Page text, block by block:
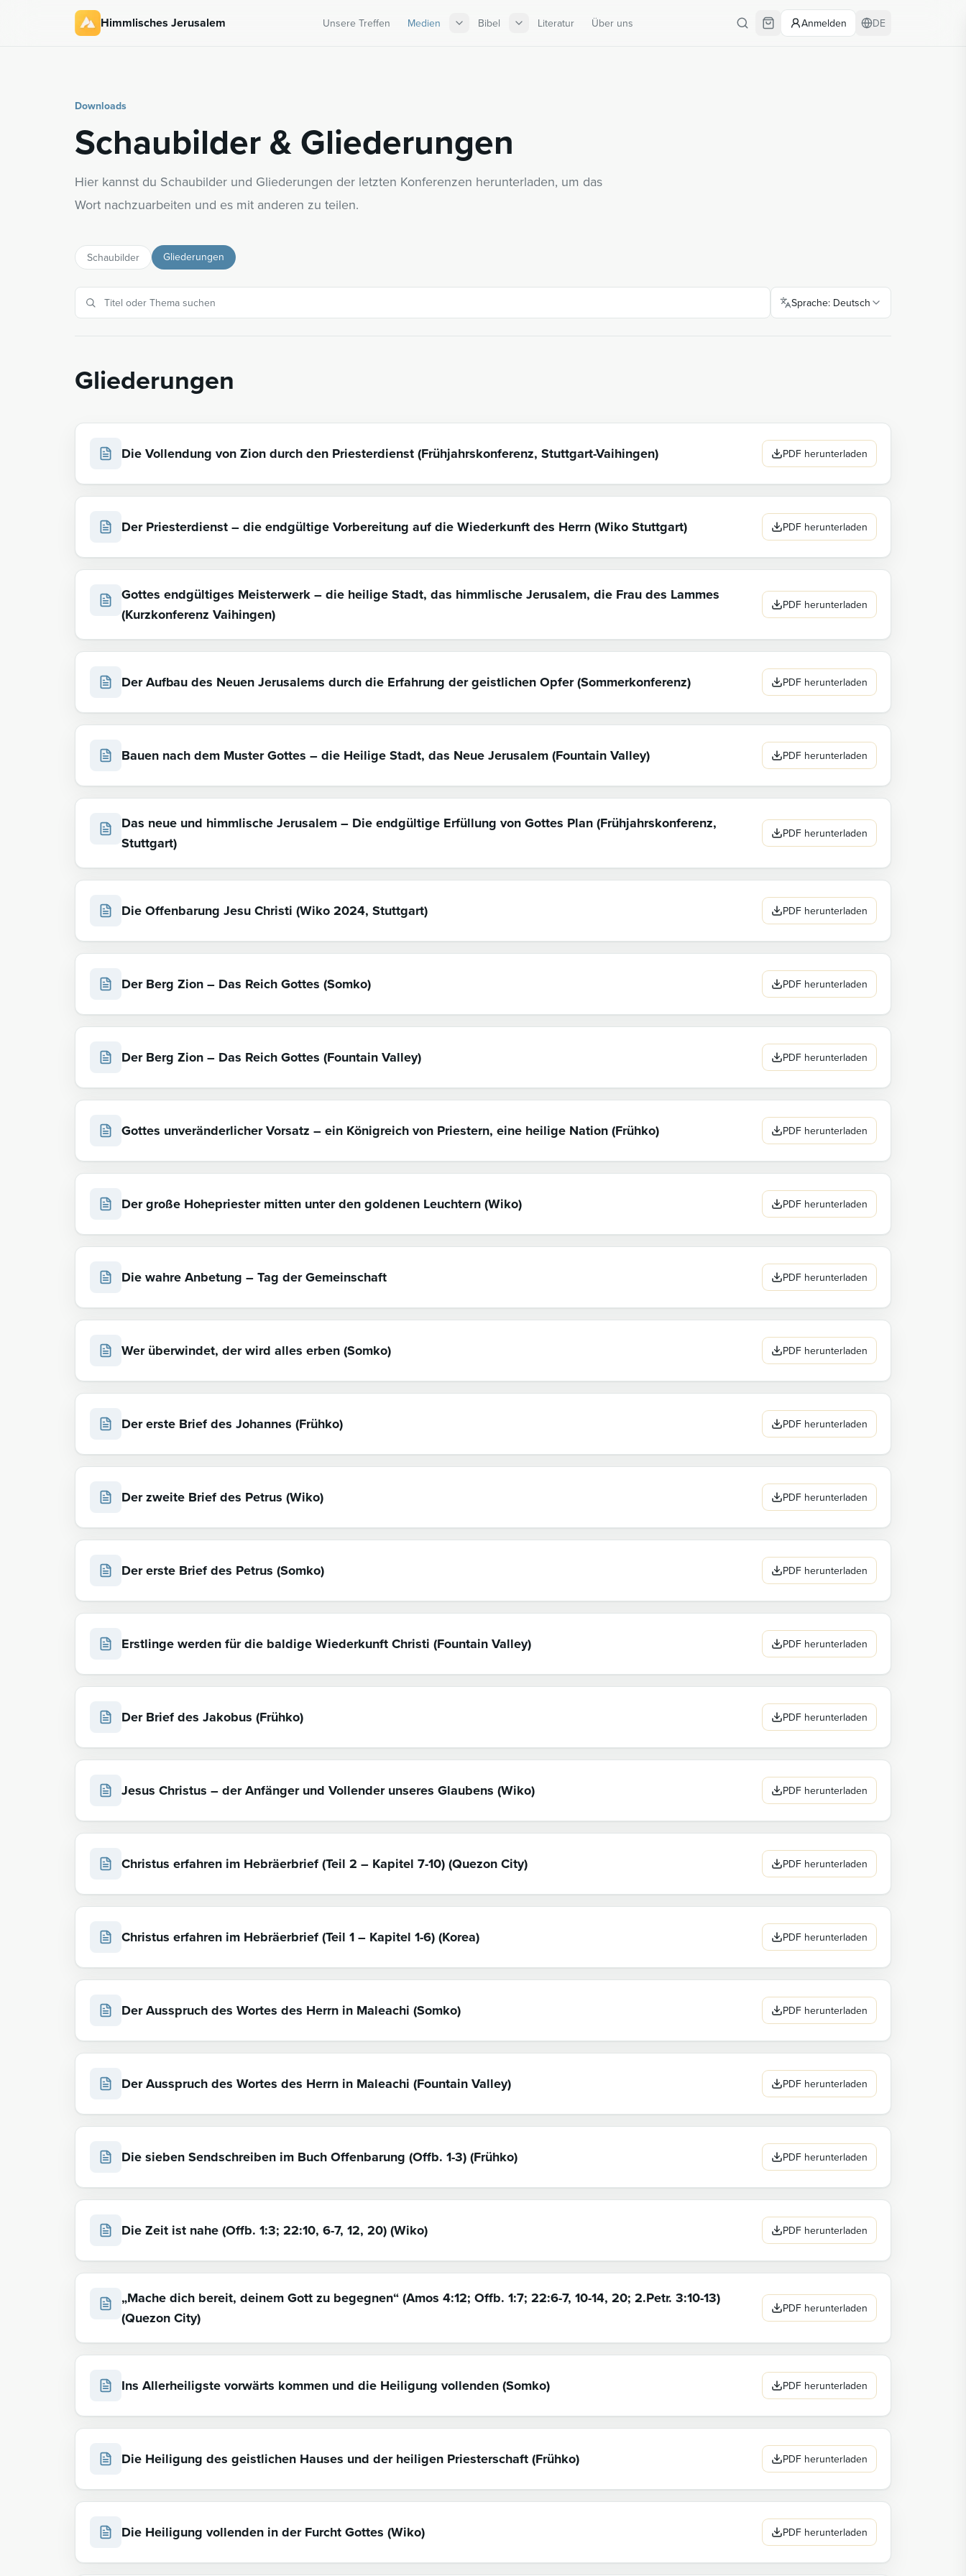
Himmlisches Jerusalem Unsere Treffen Medien Bibel Literatur Über uns Anmelden DE
Downloads
Schaubilder & Gliederungen
Hier kannst du Schaubilder und Gliederungen der letzten Konferenzen herunterladen, um das
Wort nachzuarbeiten und es mit anderen zu teilen.
Schaubilder Gliederungen
Sprache: Deutsch
Gliederungen
Die Vollendung von Zion durch den Priesterdienst (Frühjahrskonferenz, Stuttgart-Vaihingen) PDF herunterladen
Der Priesterdienst – die endgültige Vorbereitung auf die Wiederkunft des Herrn (Wiko Stuttgart) PDF herunterladen
Gottes endgültiges Meisterwerk – die heilige Stadt, das himmlische Jerusalem, die Frau des Lammes
(Kurzkonferenz Vaihingen)
PDF herunterladen
Der Aufbau des Neuen Jerusalems durch die Erfahrung der geistlichen Opfer (Sommerkonferenz) PDF herunterladen
Bauen nach dem Muster Gottes – die Heilige Stadt, das Neue Jerusalem (Fountain Valley) PDF herunterladen
Das neue und himmlische Jerusalem – Die endgültige Erfüllung von Gottes Plan (Frühjahrskonferenz,
Stuttgart)
PDF herunterladen
Die Offenbarung Jesu Christi (Wiko 2024, Stuttgart) PDF herunterladen
Der Berg Zion – Das Reich Gottes (Somko) PDF herunterladen
Der Berg Zion – Das Reich Gottes (Fountain Valley) PDF herunterladen
Gottes unveränderlicher Vorsatz – ein Königreich von Priestern, eine heilige Nation (Frühko) PDF herunterladen
Der große Hohepriester mitten unter den goldenen Leuchtern (Wiko) PDF herunterladen
Die wahre Anbetung – Tag der Gemeinschaft PDF herunterladen
Wer überwindet, der wird alles erben (Somko) PDF herunterladen
Der erste Brief des Johannes (Frühko) PDF herunterladen
Der zweite Brief des Petrus (Wiko) PDF herunterladen
Der erste Brief des Petrus (Somko) PDF herunterladen
Erstlinge werden für die baldige Wiederkunft Christi (Fountain Valley) PDF herunterladen
Der Brief des Jakobus (Frühko) PDF herunterladen
Jesus Christus – der Anfänger und Vollender unseres Glaubens (Wiko) PDF herunterladen
Christus erfahren im Hebräerbrief (Teil 2 – Kapitel 7-10) (Quezon City) PDF herunterladen
Christus erfahren im Hebräerbrief (Teil 1 – Kapitel 1-6) (Korea) PDF herunterladen
Der Ausspruch des Wortes des Herrn in Maleachi (Somko) PDF herunterladen
Der Ausspruch des Wortes des Herrn in Maleachi (Fountain Valley) PDF herunterladen
Die sieben Sendschreiben im Buch Offenbarung (Offb. 1-3) (Frühko) PDF herunterladen
Die Zeit ist nahe (Offb. 1:3; 22:10, 6-7, 12, 20) (Wiko) PDF herunterladen
„Mache dich bereit, deinem Gott zu begegnen“ (Amos 4:12; Offb. 1:7; 22:6-7, 10-14, 20; 2.Petr. 3:10-13)
(Quezon City)
PDF herunterladen
Ins Allerheiligste vorwärts kommen und die Heiligung vollenden (Somko) PDF herunterladen
Die Heiligung des geistlichen Hauses und der heiligen Priesterschaft (Frühko) PDF herunterladen
Die Heiligung vollenden in der Furcht Gottes (Wiko) PDF herunterladen